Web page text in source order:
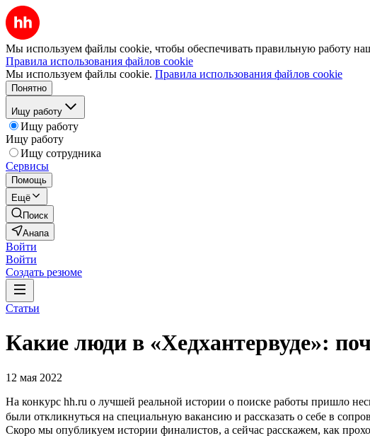
Мы используем файлы cookie, чтобы обеспечивать правильную работу
Правила использования файлов cookie
Мы используем файлы cookie. Правила использования файлов cookie
Понятно
Ищу работу
Ищу работу
Ищу работу
Ищу сотрудника
Сервисы
Помощь
Ещё
Поиск
Анапа
Войти
Войти
Создать резюме
Статьи
Какие люди в «Хедхантервуде»:
12 мая 2022
На конкурс hh.ru о лучшей реальной истории о поиске работы пришло
были откликнуться на специальную вакансию и рассказать о себе в
Скоро мы опубликуем истории финалистов, а сейчас расскажем, как